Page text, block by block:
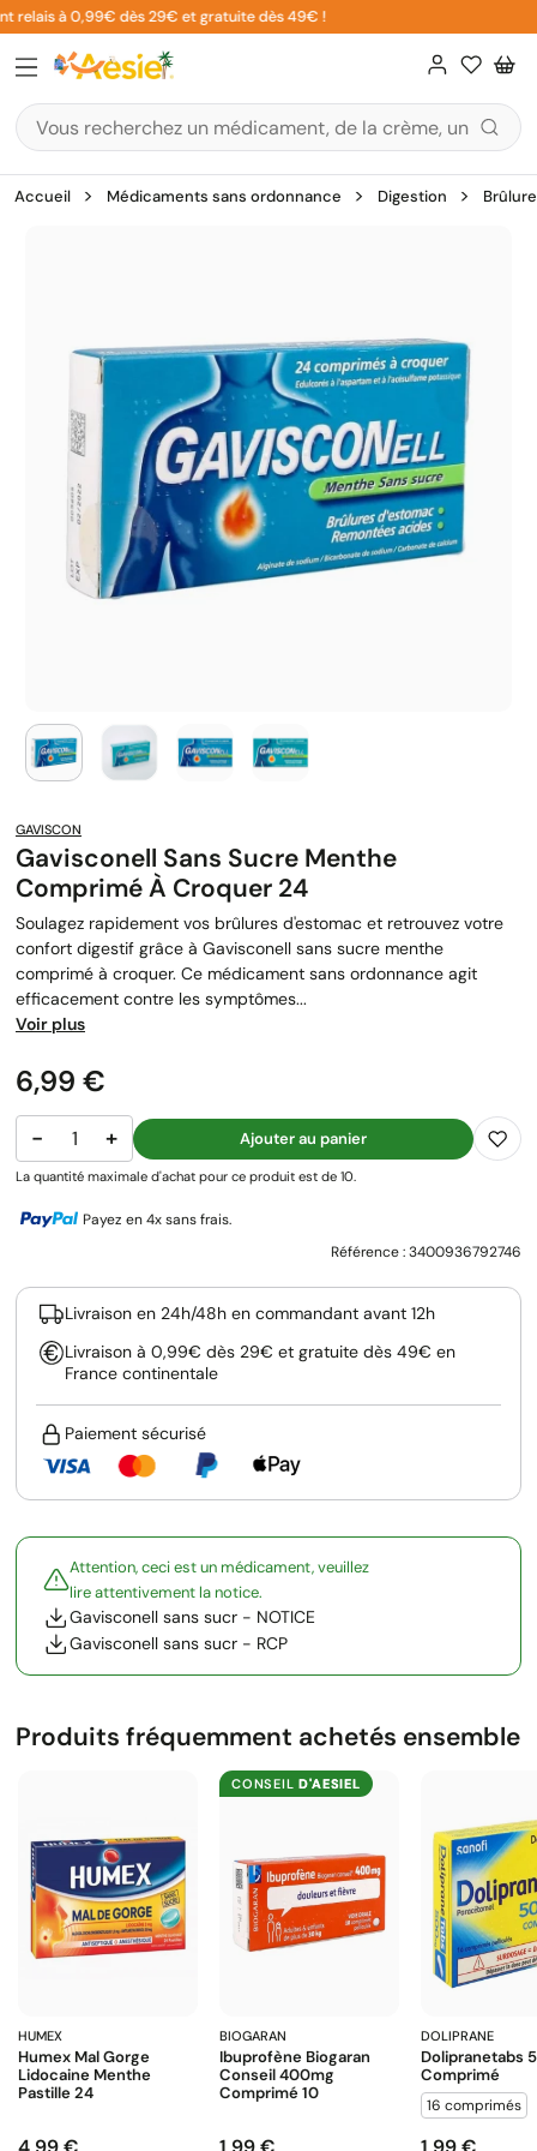
Aller
au
contenu
à 0,99€ dès 29€ et gratuite dès 49€ !
Accueil Médicaments sans ordonnance Digestion
GAVISCON
Gavisconell Sans Sucre Menthe
Comprimé À Croquer 24
Soulagez rapidement vos brûlures d'estomac et retrouvez votre
confort digestif grâce à Gavisconell sans sucre menthe
comprimé à croquer. Ce médicament sans ordonnance agit
efficacement contre les symptômes...
Voir plus
Prix
6,99 €
− + Ajouter au panier
La quantité maximale d'achat pour ce produit est de 10.
Payez en 4x sans frais.
Référence :3400936792746
Livraison en 24h/48h en commandant avant 12h
Livraison à 0,99€ dès 29€ et gratuite dès 49€ en
France continentale
Paiement sécurisé
Attention, ceci est un médicament, veuillez
lire attentivement la notice.
Gavisconell sans sucr - NOTICE
Gavisconell sans sucr - RCP
Produits fréquemment achetés ensemble
HUMEX
Humex Mal Gorge
Lidocaine Menthe
Pastille 24
CONSEILD'AESIEL
BIOGARAN
Ibuprofène Biogaran
Conseil 400mg
Comprimé 10
DOLIPRANE
Dolipranetabs
Comprimé
16 comprimés